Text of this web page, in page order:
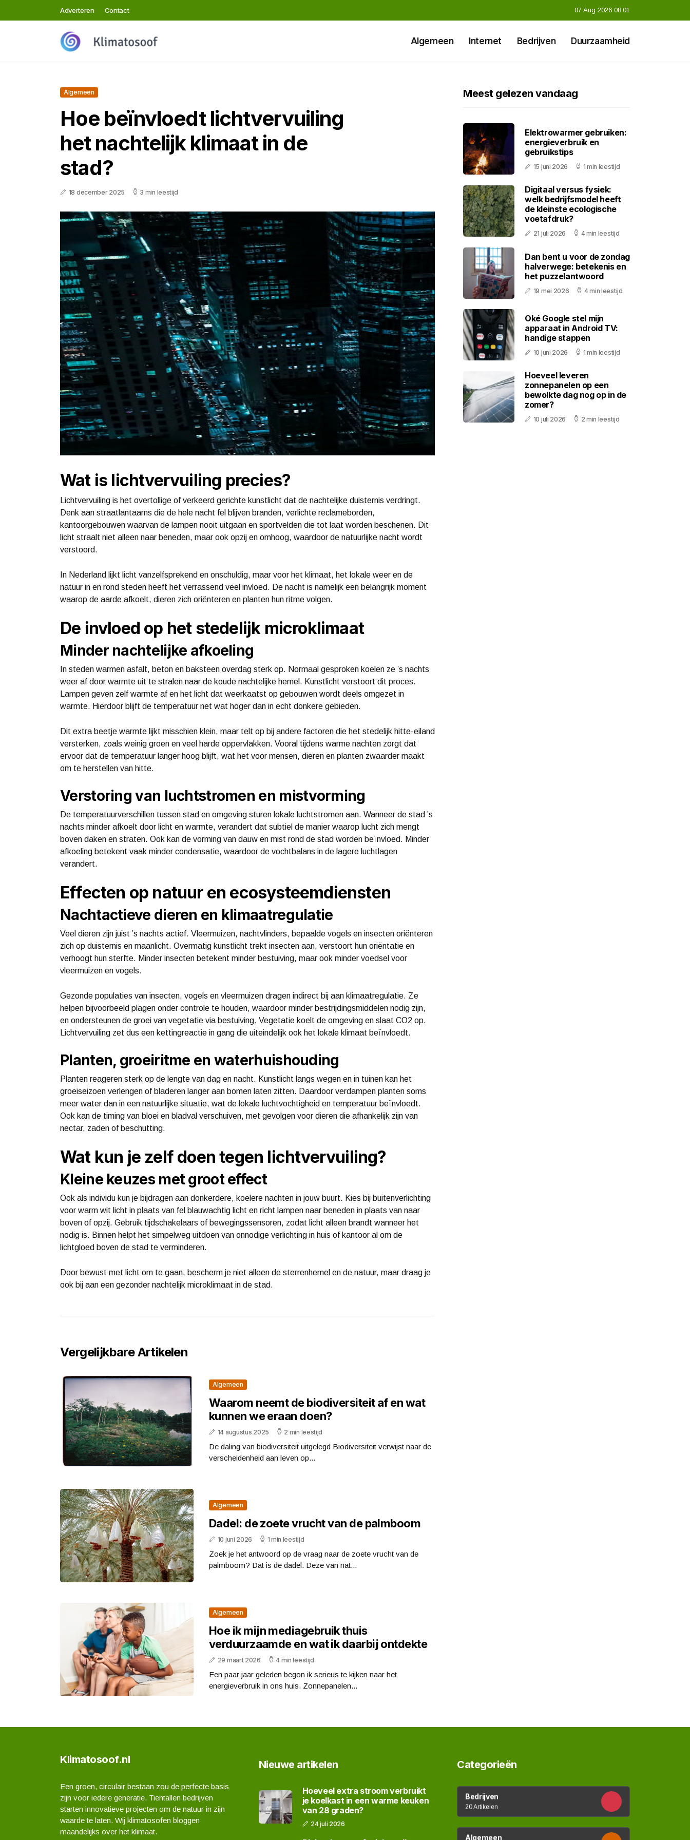
Adverteren Contact 07 Aug 2026 08:01
Algemeen Internet Bedrijven Duurzaamheid
Algemeen
Hoe beïnvloedt lichtvervuiling
het nachtelijk klimaat in de
stad?
18 december 2025 3 min leestijd
Wat is lichtvervuiling precies?
Lichtvervuiling is het overtollige of verkeerd gerichte kunstlicht dat de nachtelijke duisternis verdringt.
Denk aan straatlantaarns die de hele nacht fel blijven branden, verlichte reclameborden,
kantoorgebouwen waarvan de lampen nooit uitgaan en sportvelden die tot laat worden beschenen. Dit
licht straalt niet alleen naar beneden, maar ook opzij en omhoog, waardoor de natuurlijke nacht wordt
verstoord.
In Nederland lijkt licht vanzelfsprekend en onschuldig, maar voor het klimaat, het lokale weer en de
natuur in en rond steden heeft het verrassend veel invloed. De nacht is namelijk een belangrijk moment
waarop de aarde afkoelt, dieren zich oriënteren en planten hun ritme volgen.
De invloed op het stedelijk microklimaat
Minder nachtelijke afkoeling
In steden warmen asfalt, beton en baksteen overdag sterk op. Normaal gesproken koelen ze ’s nachts
weer af door warmte uit te stralen naar de koude nachtelijke hemel. Kunstlicht verstoort dit proces.
Lampen geven zelf warmte af en het licht dat weerkaatst op gebouwen wordt deels omgezet in
warmte. Hierdoor blijft de temperatuur net wat hoger dan in echt donkere gebieden.
Dit extra beetje warmte lijkt misschien klein, maar telt op bij andere factoren die het stedelijk hitte-eiland
versterken, zoals weinig groen en veel harde oppervlakken. Vooral tijdens warme nachten zorgt dat
ervoor dat de temperatuur langer hoog blijft, wat het voor mensen, dieren en planten zwaarder maakt
om te herstellen van hitte.
Verstoring van luchtstromen en mistvorming
De temperatuurverschillen tussen stad en omgeving sturen lokale luchtstromen aan. Wanneer de stad ’s
nachts minder afkoelt door licht en warmte, verandert dat subtiel de manier waarop lucht zich mengt
boven daken en straten. Ook kan de vorming van dauw en mist rond de stad worden beïnvloed. Minder
afkoeling betekent vaak minder condensatie, waardoor de vochtbalans in de lagere luchtlagen
verandert.
Effecten op natuur en ecosysteemdiensten
Nachtactieve dieren en klimaatregulatie
Veel dieren zijn juist ’s nachts actief. Vleermuizen, nachtvlinders, bepaalde vogels en insecten oriënteren
zich op duisternis en maanlicht. Overmatig kunstlicht trekt insecten aan, verstoort hun oriëntatie en
verhoogt hun sterfte. Minder insecten betekent minder bestuiving, maar ook minder voedsel voor
vleermuizen en vogels.
Gezonde populaties van insecten, vogels en vleermuizen dragen indirect bij aan klimaatregulatie. Ze
helpen bijvoorbeeld plagen onder controle te houden, waardoor minder bestrijdingsmiddelen nodig zijn,
en ondersteunen de groei van vegetatie via bestuiving. Vegetatie koelt de omgeving en slaat CO2 op.
Lichtvervuiling zet dus een kettingreactie in gang die uiteindelijk ook het lokale klimaat beïnvloedt.
Planten, groeiritme en waterhuishouding
Planten reageren sterk op de lengte van dag en nacht. Kunstlicht langs wegen en in tuinen kan het
groeiseizoen verlengen of bladeren langer aan bomen laten zitten. Daardoor verdampen planten soms
meer water dan in een natuurlijke situatie, wat de lokale luchtvochtigheid en temperatuur beïnvloedt.
Ook kan de timing van bloei en bladval verschuiven, met gevolgen voor dieren die afhankelijk zijn van
nectar, zaden of beschutting.
Wat kun je zelf doen tegen lichtvervuiling?
Kleine keuzes met groot effect
Ook als individu kun je bijdragen aan donkerdere, koelere nachten in jouw buurt. Kies bij buitenverlichting
voor warm wit licht in plaats van fel blauwachtig licht en richt lampen naar beneden in plaats van naar
boven of opzij. Gebruik tijdschakelaars of bewegingssensoren, zodat licht alleen brandt wanneer het
nodig is. Binnen helpt het simpelweg uitdoen van onnodige verlichting in huis of kantoor al om de
lichtgloed boven de stad te verminderen.
Door bewust met licht om te gaan, bescherm je niet alleen de sterrenhemel en de natuur, maar draag je
ook bij aan een gezonder nachtelijk microklimaat in de stad.
Vergelijkbare Artikelen
Algemeen
Waarom neemt de biodiversiteit af en wat
kunnen we eraan doen?
14 augustus 2025 2 min leestijd
De daling van biodiversiteit uitgelegd Biodiversiteit verwijst naar de
verscheidenheid aan leven op...
Algemeen
Dadel: de zoete vrucht van de palmboom
10 juni 2026 1 min leestijd
Zoek je het antwoord op de vraag naar de zoete vrucht van de
palmboom? Dat is de dadel. Deze van nat...
Algemeen
Hoe ik mijn mediagebruik thuis
verduurzaamde en wat ik daarbij ontdekte
29 maart 2026 4 min leestijd
Een paar jaar geleden begon ik serieus te kijken naar het
energieverbruik in ons huis. Zonnepanelen...
Meest gelezen vandaag
Elektrowarmer gebruiken:
energieverbruik en
gebruikstips
15 juni 2026 1 min leestijd
Digitaal versus fysiek:
welk bedrijfsmodel heeft
de kleinste ecologische
voetafdruk?
21 juli 2026 4 min leestijd
Dan bent u voor de zondag
halverwege: betekenis en
het puzzelantwoord
19 mei 2026 4 min leestijd
Oké Google stel mijn
apparaat in Android TV:
handige stappen
10 juni 2026 1 min leestijd
Hoeveel leveren
zonnepanelen op een
bewolkte dag nog op in de
zomer?
10 juli 2026 2 min leestijd
Klimatosoof.nl
Een groen, circulair bestaan zou de perfecte basis
zijn voor iedere generatie. Tientallen bedrijven
starten innovatieve projecten om de natuur in zijn
waarde te laten. Wij klimatosofen bloggen
maandelijks over het klimaat.
Nieuwe artikelen
Hoeveel extra stroom verbruikt
je koelkast in een warme keuken
van 28 graden?
24 juli 2026
Categorieën
Bedrijven
20 Artikelen
Algemeen